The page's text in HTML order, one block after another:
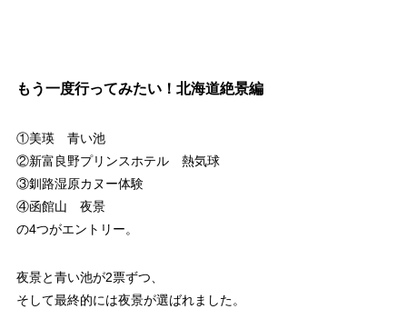
もう一度行ってみたい！北海道絶景編
①美瑛 青い池
②新富良野プリンスホテル 熱気球
③釧路湿原カヌー体験
④函館山 夜景
の4つがエントリー。
夜景と青い池が2票ずつ、
そして最終的には夜景が選ばれました。